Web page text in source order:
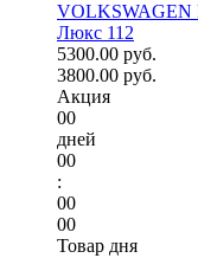
VOLKSWAGEN
Люкс 112
5300.00 руб.
3800.00 руб.
Акция
00
дней
00
:
00
00
Товар дня